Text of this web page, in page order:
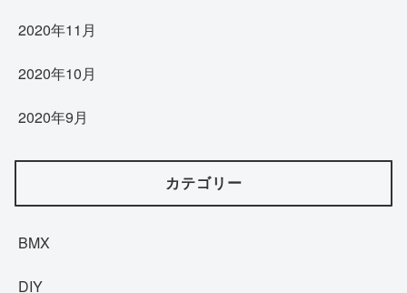
2020年11月
2020年10月
2020年9月
カテゴリー
BMX
DIY